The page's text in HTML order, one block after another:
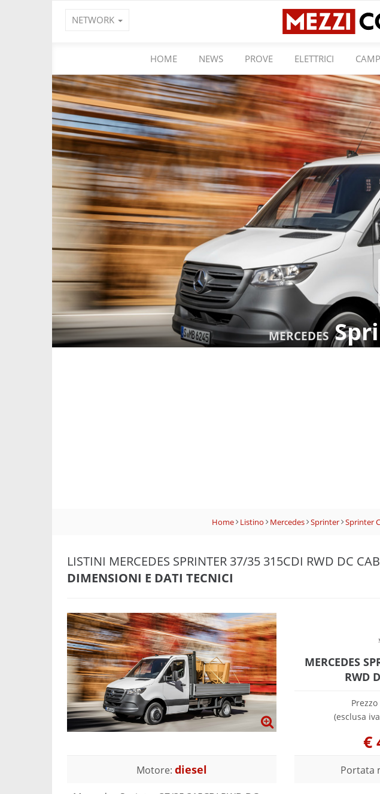
NETWORK
HOME NEWS PROVE ELETTRICI
MERCEDES
Home Listino Mercedes Sprinter Sprinter
LISTINI MERCEDES SPRINTER 37/35 315CDI RWD DC
DIMENSIONI E DATI TECNICI
MERCEDES
RWD
(esclusa
€
Motore: diesel Portata